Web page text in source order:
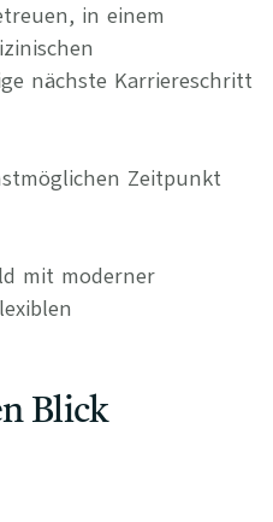
in einem
nächste Karriereschritt
Zeitpunkt
mit moderner
Blick